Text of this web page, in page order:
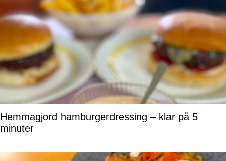
Hemmagjord hamburgerdressing – klar på 5
minuter